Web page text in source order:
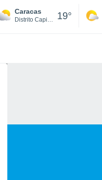
Caracas
Distrito Capital 19°